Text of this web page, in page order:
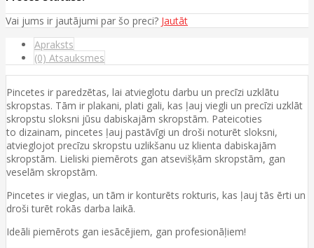
Vai jums ir jautājumi par šo preci? Jautāt
Apraksts
(0) Atsauksmes
Pincetes ir paredzētas, lai atvieglotu darbu un precīzi uzklātu
skropstas. Tām ir plakani, plati gali, kas ļauj viegli un precīzi uzklāt
skropstu sloksni jūsu dabiskajām skropstām. Pateicoties
to dizainam, pincetes ļauj pastāvīgi un droši noturēt sloksni,
atvieglojot precīzu skropstu uzlikšanu uz klienta dabiskajām
skropstām. Lieliski piemērots gan atsevišķām skropstām, gan
veselām skropstām.
Pincetes ir vieglas, un tām ir konturēts rokturis, kas ļauj tās ērti un
droši turēt rokās darba laikā.
Ideāli piemērots gan iesācējiem, gan profesionāļiem!